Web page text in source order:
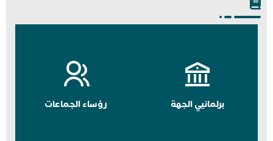
برلمانيي الجهة رؤساء الجماعات